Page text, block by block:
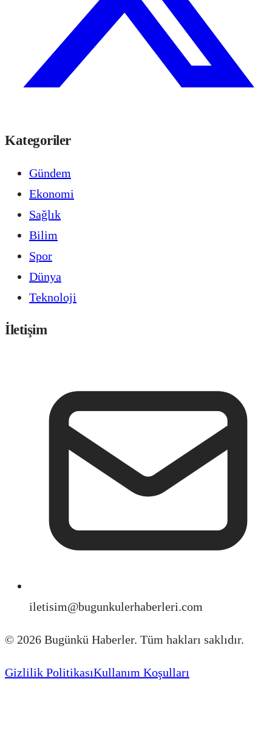
Kategoriler
Gündem
Ekonomi
Sağlık
Bilim
Spor
Dünya
Teknoloji
İletişim
iletisim@bugunkulerhaberleri.com
© 2026 Bugünkü Haberler. Tüm hakları saklıdır.
Gizlilik PolitikasıKullanım Koşulları